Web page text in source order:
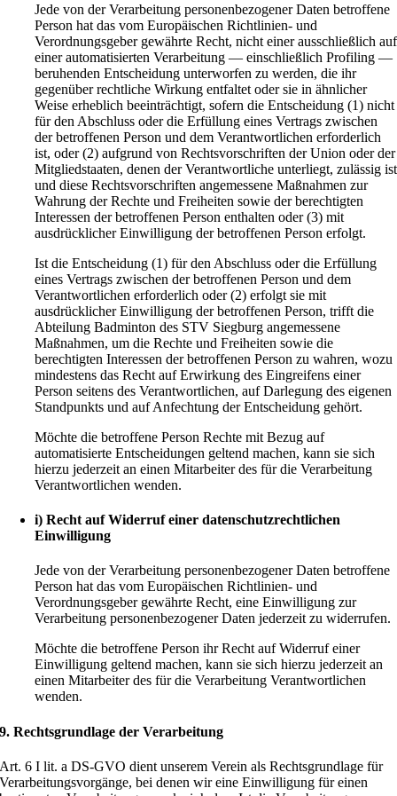
Jede von der Verarbeitung personenbezogener Daten betroffene
Person hat das vom Europäischen Richtlinien- und
Verordnungsgeber gewährte Recht, nicht einer ausschließlich auf
einer automatisierten Verarbeitung — einschließlich Profiling —
beruhenden Entscheidung unterworfen zu werden, die ihr
gegenüber rechtliche Wirkung entfaltet oder sie in ähnlicher
Weise erheblich beeinträchtigt, sofern die Entscheidung (1) nicht
für den Abschluss oder die Erfüllung eines Vertrags zwischen
der betroffenen Person und dem Verantwortlichen erforderlich
ist, oder (2) aufgrund von Rechtsvorschriften der Union oder der
Mitgliedstaaten, denen der Verantwortliche unterliegt, zulässig ist
und diese Rechtsvorschriften angemessene Maßnahmen zur
Wahrung der Rechte und Freiheiten sowie der berechtigten
Interessen der betroffenen Person enthalten oder (3) mit
ausdrücklicher Einwilligung der betroffenen Person erfolgt.
Ist die Entscheidung (1) für den Abschluss oder die Erfüllung
eines Vertrags zwischen der betroffenen Person und dem
Verantwortlichen erforderlich oder (2) erfolgt sie mit
ausdrücklicher Einwilligung der betroffenen Person, trifft die
Abteilung Badminton des STV Siegburg angemessene
Maßnahmen, um die Rechte und Freiheiten sowie die
berechtigten Interessen der betroffenen Person zu wahren, wozu
mindestens das Recht auf Erwirkung des Eingreifens einer
Person seitens des Verantwortlichen, auf Darlegung des eigenen
Standpunkts und auf Anfechtung der Entscheidung gehört.
Möchte die betroffene Person Rechte mit Bezug auf
automatisierte Entscheidungen geltend machen, kann sie sich
hierzu jederzeit an einen Mitarbeiter des für die Verarbeitung
Verantwortlichen wenden.
i) Recht auf Widerruf einer datenschutzrechtlichen
Einwilligung
Jede von der Verarbeitung personenbezogener Daten betroffene
Person hat das vom Europäischen Richtlinien- und
Verordnungsgeber gewährte Recht, eine Einwilligung zur
Verarbeitung personenbezogener Daten jederzeit zu widerrufen.
Möchte die betroffene Person ihr Recht auf Widerruf einer
Einwilligung geltend machen, kann sie sich hierzu jederzeit an
einen Mitarbeiter des für die Verarbeitung Verantwortlichen
wenden.
9. Rechtsgrundlage der Verarbeitung
Art. 6 I lit. a DS-GVO dient unserem Verein als Rechtsgrundlage für
Verarbeitungsvorgänge, bei denen wir eine Einwilligung für einen